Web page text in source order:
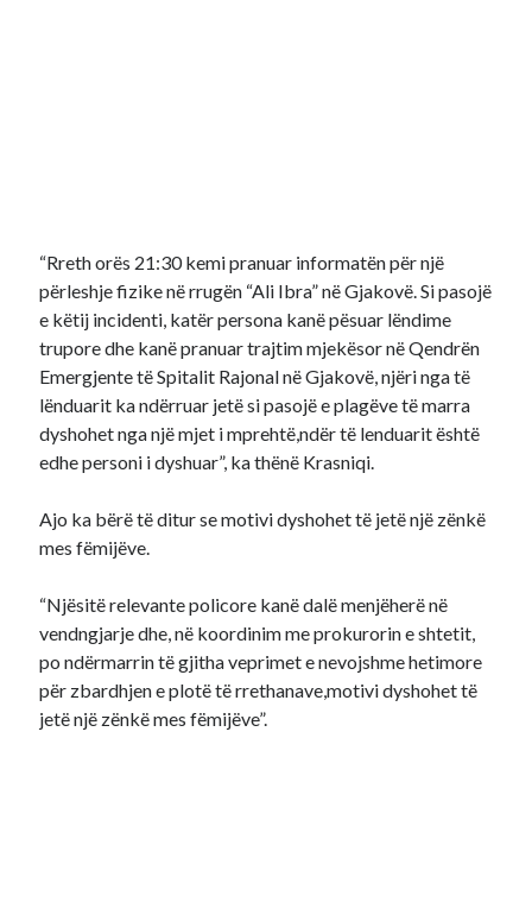
“Rreth orës 21:30 kemi pranuar informatën për një
përleshje fizike në rrugën “Ali Ibra” në Gjakovë. Si pasojë
e këtij incidenti, katër persona kanë pësuar lëndime
trupore dhe kanë pranuar trajtim mjekësor në Qendrën
Emergjente të Spitalit Rajonal në Gjakovë, njëri nga të
lënduarit ka ndërruar jetë si pasojë e plagëve të marra
dyshohet nga një mjet i mprehtë,ndër të lenduarit është
edhe personi i dyshuar”, ka thënë Krasniqi.
Ajo ka bërë të ditur se motivi dyshohet të jetë një zënkë
mes fëmijëve.
“Njësitë relevante policore kanë dalë menjëherë në
vendngjarje dhe, në koordinim me prokurorin e shtetit,
po ndërmarrin të gjitha veprimet e nevojshme hetimore
për zbardhjen e plotë të rrethanave,motivi dyshohet të
jetë një zënkë mes fëmijëve”.